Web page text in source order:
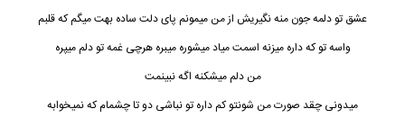
عشق تو دلمه جون منه نگیریش از من میمونم پای دلت ساده بهت میگم که قلبم
واسه تو که داره میزنه اسمت میاد میشوره میبره هرچی غمه تو دلم میپره
من دلم میشکنه اگه نبینمت
میدونی چقد صورت من شونتو کم داره تو نباشی دو تا چشمام که نمیخوابه